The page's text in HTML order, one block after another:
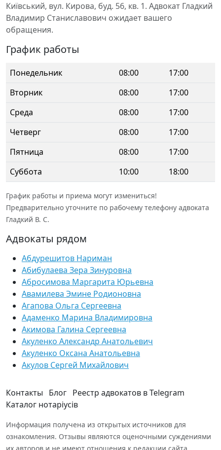
Київський, вул. Кирова, буд. 56, кв. 1. Адвокат Гладкий
Владимир Станиславович ожидает вашего
обращения.
График работы
Понедельник 08:00
17:00
Вторник
08:00
17:00
Среда
08:00
17:00
Четверг
08:00
17:00
Пятница
08:00
17:00
Суббота
10:00 18:00
График работы и приема могут измениться!
Предварительно уточните по рабочему телефону адвоката
Гладкий В. С.
Адвокаты рядом
Абдурешитов Нариман
Абибулаева Зера Зинуровна
Абросимова Маргарита Юрьевна
Авамилева Эмине Родионовна
Агапова Ольга Сергеевна
Адаменко Марина Владимировна
Акимова Галина Сергеевна
Акуленко Александр Анатольевич
Акуленко Оксана Анатольевна
Акулов Сергей Михайлович
Контакты Блог Реестр адвокатов в Telegram
Каталог нотаріусів
Информация получена из открытых источников для
ознакомления. Отзывы являются оценочными суждениями